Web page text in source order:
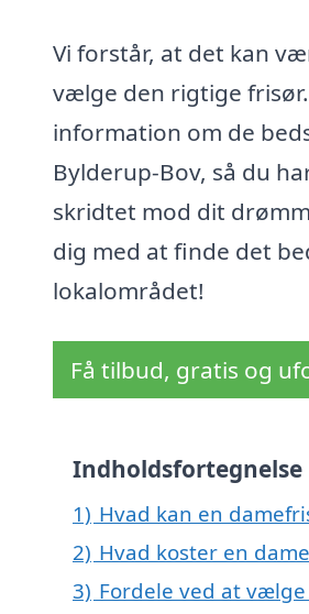
Vi forstår, at det kan
vælge den rigtige
information om de
Bylderup-Bov, så du
skridtet mod dit
dig med at finde det
lokalområdet!
Få tilbud, gratis og
Indholdsfortegnelse
1) Hvad kan en
2) Hvad koster en
3) Fordele ved at